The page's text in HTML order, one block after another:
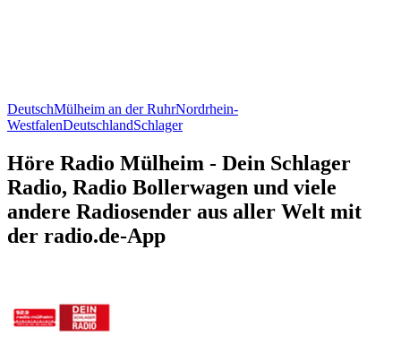
DeutschMülheim an der RuhrNordrhein-
WestfalenDeutschlandSchlager
Höre Radio Mülheim - Dein Schlager
Radio, Radio Bollerwagen und viele
andere Radiosender aus aller Welt mit
der radio.de-App